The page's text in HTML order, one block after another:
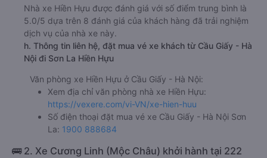
Nhà xe Hiền Hựu được đánh giá với số điểm trung bình là
5.0/5 dựa trên 8 đánh giá của khách hàng đã trải nghiệm
dịch vụ của nhà xe này.
h. Thông tin liên hệ, đặt mua vé xe khách từ Cầu Giấy - Hà
Nội đi Sơn La Hiền Hựu
Văn phòng xe Hiền Hựu ở Cầu Giấy - Hà Nội:
Xem địa chỉ văn phòng nhà xe Hiền Hựu:
https://vexere.com/vi-VN/xe-hien-huu
Số điện thoại đặt mua vé xe Cầu Giấy - Hà Nội Sơn
La: 1900 888684
🚌 2. Xe Cương Linh (Mộc Châu) khởi hành tại 222